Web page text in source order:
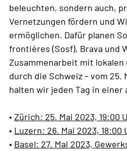
beleuchten, sondern auch,
Vernetzungen fördern und
ermöglichen. Dafür planen
frontières (Sosf), Brava und
Zusammenarbeit mit
durch die Schweiz – vom 25.
halten wir jeden Tag in einer
• Zürich: 25. Mai 2023, 19:00
• Luzern: 26. Mai 2023, 18:00
• Basel: 27. Mai 2023,